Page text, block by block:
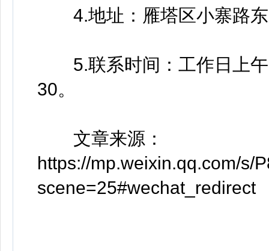
4.地址：雁塔区小寨路东
5.联系时间：工作日上午
30。
文章来源：
https://mp.weixin.qq.com/s/
scene=25#wechat_redirect